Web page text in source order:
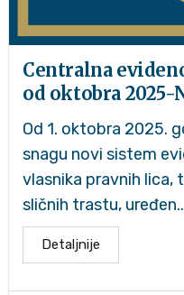
Centralna
od oktobra 2025-
Od 1. oktobra 2025.
snagu novi sistem
vlasnika pravnih lica,
sličnih trastu,
Detaljnije